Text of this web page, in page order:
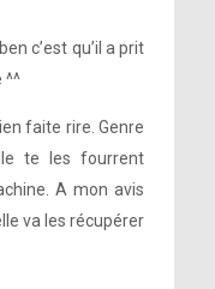
c’est qu’il a prit
^^
faite rire. Genre
te les fourrent
A mon avis
va les récupérer